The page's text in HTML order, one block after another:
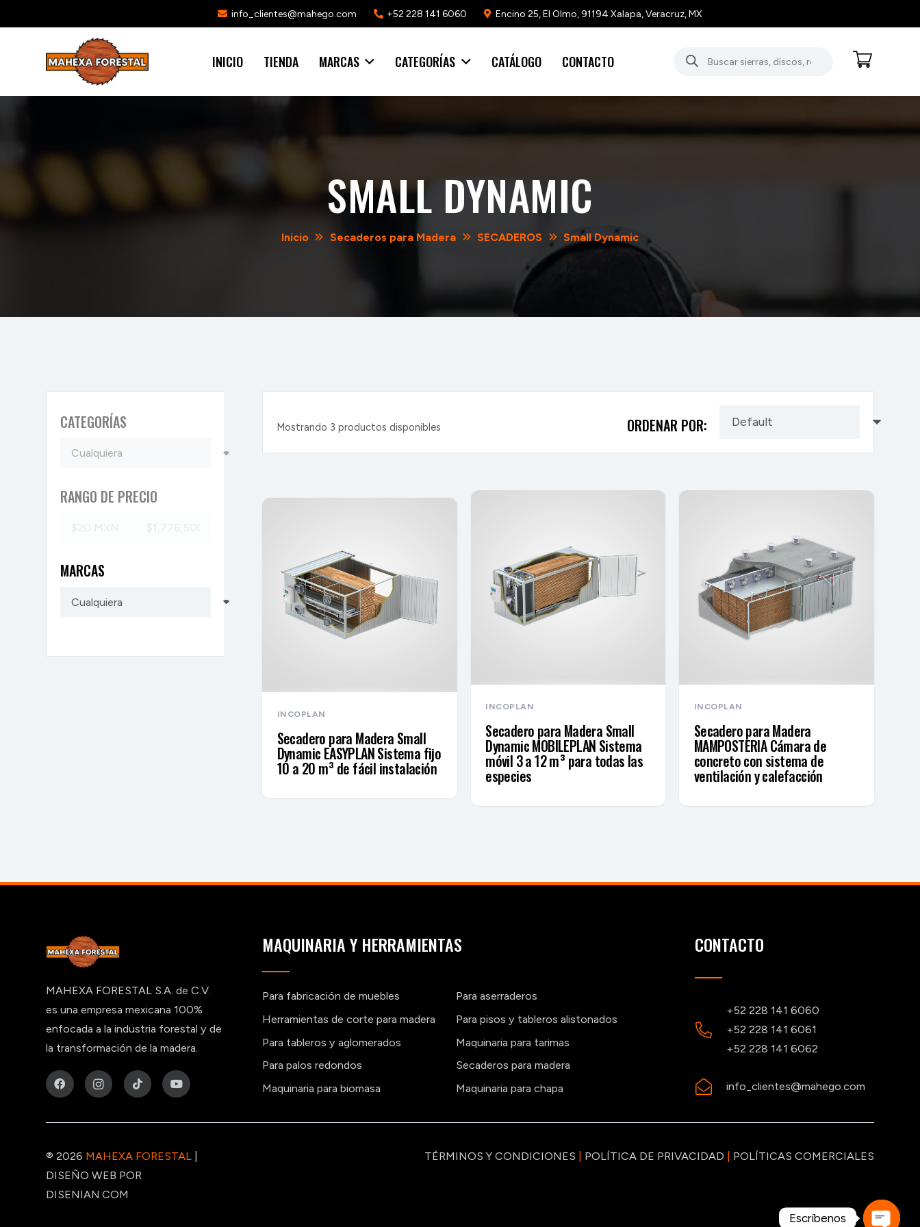
info_clientes@mahego.com +52 228 141 6060 Encino 25, El Olmo, 91194 Xalapa, Veracruz, MX
INICIO TIENDA MARCAS CATEGORÍAS CATÁLOGO CONTACTO
Búsqueda
de
SMALL DYNAMIC
Inicio Secaderos para Madera SECADEROS Small Dynamic
CATEGORÍAS
RANGO DE PRECIO
MARCAS
Mostrando 3 productos disponibles ORDENAR POR:
INCOPLAN
Secadero para Madera Small
Dynamic EASYPLAN Sistema fijo
10 a 20 m³ de fácil instalación
INCOPLAN
Secadero para Madera Small
Dynamic MOBILEPLAN Sistema
móvil 3 a 12 m³ para todas las
especies
INCOPLAN
Secadero para Madera
MAMPOSTERIA Cámara de
concreto con sistema de
ventilación y calefacción
MAHEXA FORESTAL S.A. de C.V.
es una empresa mexicana 100%
enfocada a la industria forestal y de
la transformación de la madera.
MAQUINARIA Y HERRAMIENTAS
Para fabricación de muebles
Para aserraderos
Herramientas de corte para madera
Para pisos y tableros alistonados
Para tableros y aglomerados
Maquinaria para tarimas
Para palos redondos
Secaderos para madera
Maquinaria para biomasa
Maquinaria para chapa
CONTACTO
+52 228 141 6060
+52 228 141 6061
+52 228 141 6062
info_clientes@mahego.com
® 2026 MAHEXA FORESTAL
DISEÑO WEB POR
DISENIAN.COM
TÉRMINOS Y CONDICIONES POLÍTICA DE PRIVACIDAD POLÍTICAS COMERCIALES
Escríbenos